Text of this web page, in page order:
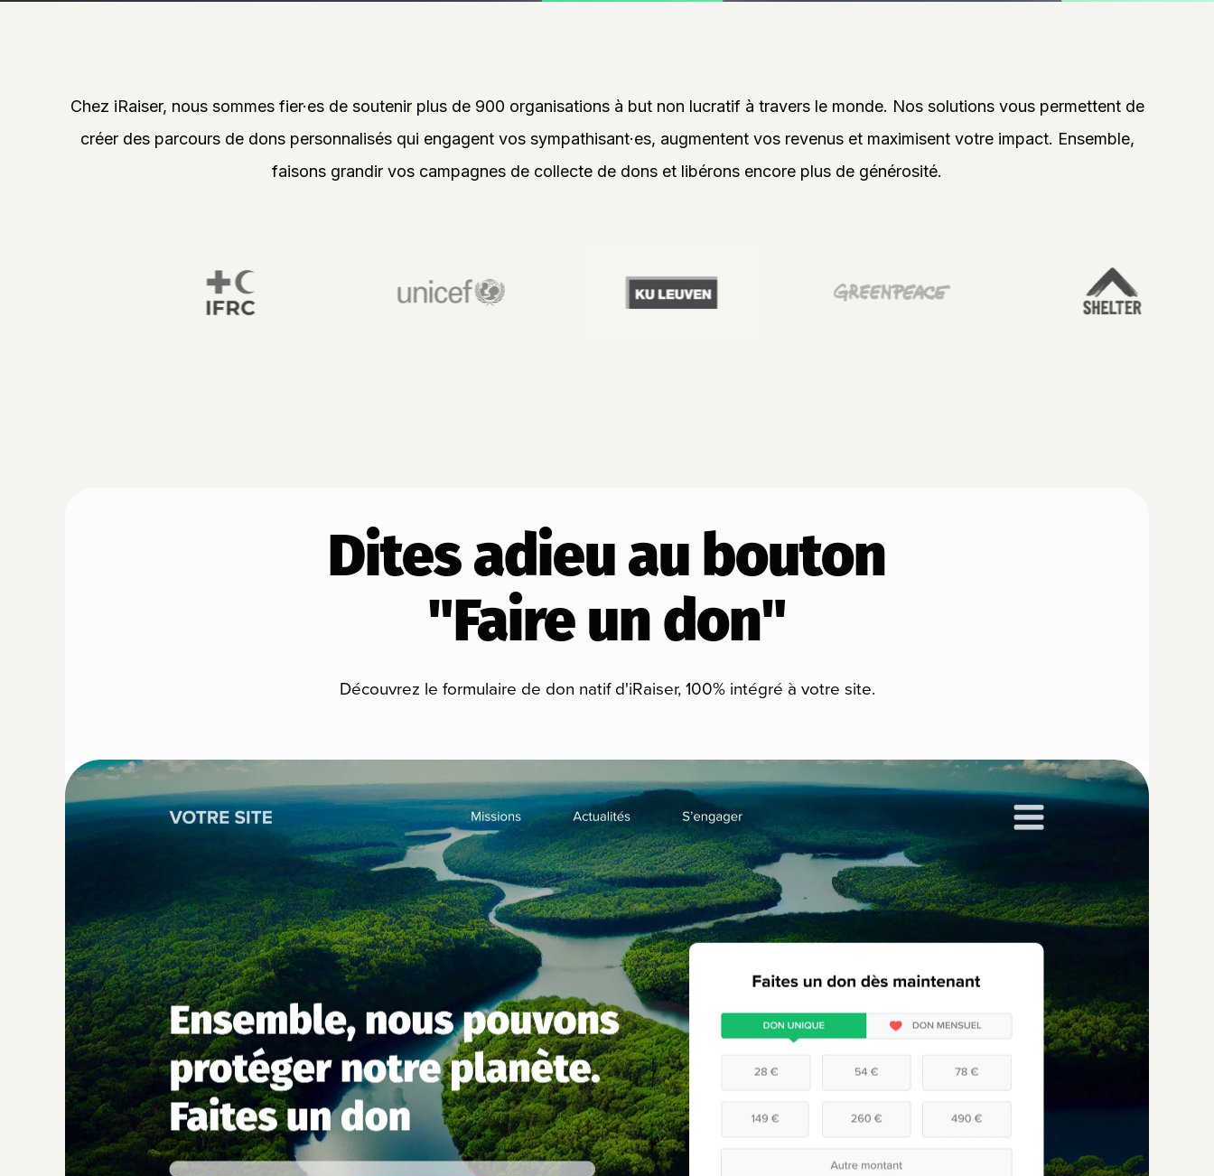
Chez iRaiser, nous sommes fier·es de soutenir plus de 900 organisations à but non lucratif à travers le monde. Nos solutions vous permettent de
créer des parcours de dons personnalisés qui engagent vos sympathisant·es, augmentent vos revenus et maximisent votre impact. Ensemble,
faisons grandir vos campagnes de collecte de dons et libérons encore plus de générosité.
Dites adieu au bouton
"Faire un don"
Découvrez le formulaire de don natif d'iRaiser, 100% intégré à votre site.